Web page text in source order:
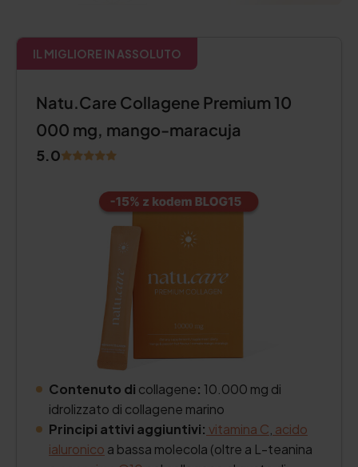
IL MIGLIORE IN ASSOLUTO
Natu.Care Collagene Premium 10
000 mg, mango-maracuja
5.0
Contenuto di collagene: 10.000 mg di
idrolizzato di collagene marino
Principi attivi aggiuntivi: vitamina C, acido
ialuronico a bassa molecola (oltre a L-teanina